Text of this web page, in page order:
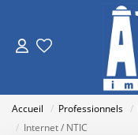
Accueil Professionnels
Internet / NTIC